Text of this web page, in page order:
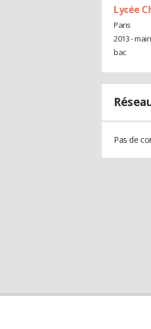
Lycée
Paris
2013 -
bac
Pas de